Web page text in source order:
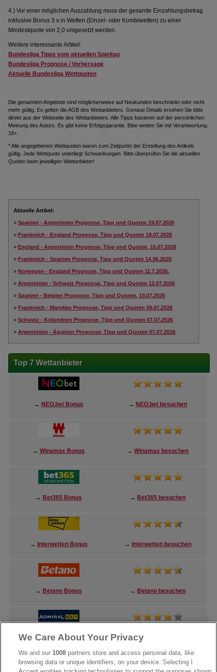
4.) Vor einer möglichen Auszahlung muss der gesamte Einzahlungsbetrag
inklusive Bonus 3 x in Wetten (Einzel- oder Kombiwetten) zu einer
Mindestquote von 2,0 umgesetzt werden.
Weitere interessante Artikel:
Bundesliga Tipps vom aktuellen Spieltag
Bundesliga Prognose / Vorhersage
Aktuelle Bundesliga Wettquoten
Die genannten Angebote sind möglicherweise auf Neukunden beschränkt oder nicht
mehr gültig. Es gelten die AGB des Wettanbieters. Genaue Details ersehen Sie bitte
direkt aus der Webseite des Wettanbieters. Alle Tipps basieren auf der persönlichen
Meinung des Autors. Es gibt keine Erfolgsgarantie. Bitte wetten Sie mit Verantwortung.
18+
* Alle angegebenen Wettquoten waren zum Zeitpunkt der Erstellung des Artikels
gültig. Jede Wettquote unterliegt Schwankungen. Bitte überprüfen Sie die aktuellen
Quoten beim jeweiligen Wettanbieter!
Aktuelle Artikel:
»Spanien - Argentinien Prognose, Tipp und Quoten 19.07.2026
»Frankreich - England Prognose, Tipp und Quoten 18.07.2026
»England - Argentinien Prognose, Tipp und Quoten, 15.07.2026
»Frankreich - Spanien Prognose, Tipp und Quoten 14.06.2026
»Norwegen - England Prognose, Tipp und Quoten 11.7.2026.
»Argentinien - Schweiz Prognose, Tipp und Quoten 12.07.2026
»Spanien - Belgien Prognose, Tipp und Quoten, 10.07.2026
»Frankreich - Marokko Prognose, Tipp und Quoten 09.07.2026
»Schweiz - Kolumbien Prognose, Tipp und Quoten 07.07.2026
»Argentinien - Ägypten Prognose, Tipp und Quoten 07.07.2026
Top 7 Wettanbieter
→ NEO.bet Bonus → NEO.bet besuchen
→Winamax Bonus →Winamax besuchen
→ Bet365 Bonus → Bet365 besuchen
→ Interwetten Bonus → Interwetten besuchen
→ Betano Bonus → Betano besuchen
→AdmiralBet Bonus →AdmiralBet besuchen
We Care About Your Privacy
We and our1008 partners store and access personal data, like
browsing data or unique identifiers, on your device. Selecting I